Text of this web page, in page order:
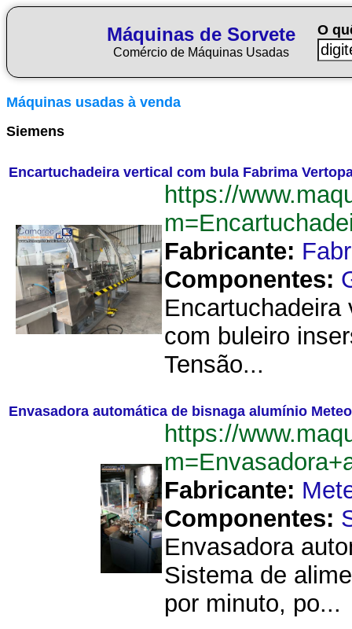
Máquinas de Sorvete
Comércio de Máquinas Usadas
O
Máquinas usadas à venda
Siemens
Encartuchadeira vertical com bula Fabrima
https://
Fabricante:
Componentes:
com buleiro
Tensão...
Envasadora automática de bisnaga alumínio
https://
Fabricante:
Componentes:
Envasadora
Sistema de
por minuto, po...